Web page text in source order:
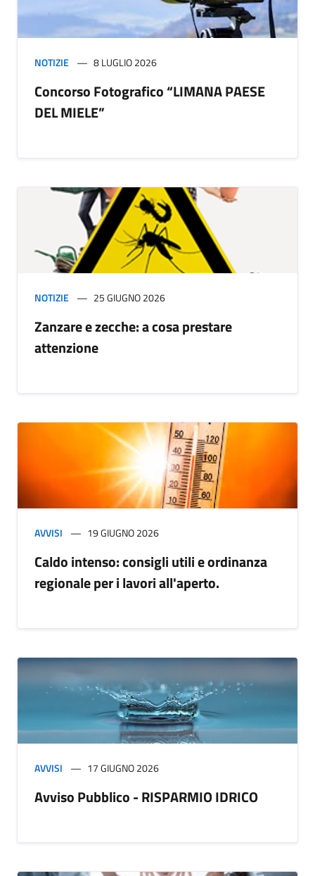
NOTIZIE 8 LUGLIO 2026
Concorso Fotografico “LIMANA PAESE
DEL MIELE”
NOTIZIE 25 GIUGNO 2026
Zanzare e zecche: a cosa prestare
attenzione
AVVISI 19 GIUGNO 2026
Caldo intenso: consigli utili e ordinanza
regionale per i lavori all'aperto.
AVVISI 17 GIUGNO 2026
Avviso Pubblico - RISPARMIO IDRICO